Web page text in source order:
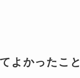
よかったこと